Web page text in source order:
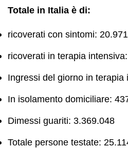
Totale in Italia è di:
ricoverati con sintomi: 20.971
ricoverati in terapia
Ingressi del giorno in terapia
In isolamento domiciliare:
Dimessi guariti: 3.369.048
Totale persone testate: